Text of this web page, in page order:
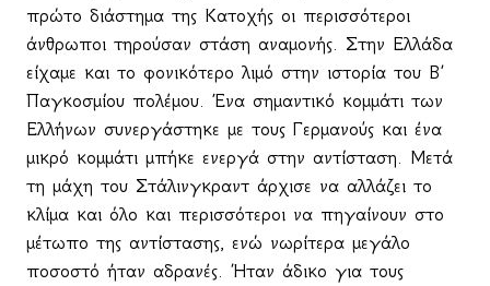
πρώτο διάστημα της Κατοχής οι περισσότεροι
άνθρωποι τηρούσαν στάση αναμονής. Στην Ελλάδα
είχαμε και το φονικότερο λιμό στην ιστορία του Β΄
Παγκοσμίου πολέμου. Ένα σημαντικό κομμάτι των
Ελλήνων συνεργάστηκε με τους Γερμανούς και ένα
μικρό κομμάτι μπήκε ενεργά στην αντίσταση. Μετά
τη μάχη του Στάλινγκραντ άρχισε να αλλάζει το
κλίμα και όλο και περισσότεροι να πηγαίνουν στο
μέτωπο της αντίστασης, ενώ νωρίτερα μεγάλο
ποσοστό ήταν αδρανές. Ήταν άδικο για τους